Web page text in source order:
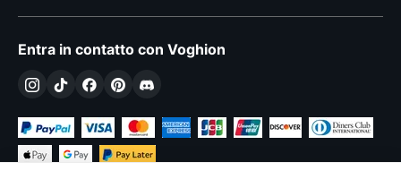
Entra in contatto con Voghion